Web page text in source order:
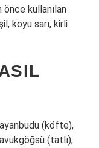
kullanılan
koyu sarı, kirli
(köfte),
(tatlı),